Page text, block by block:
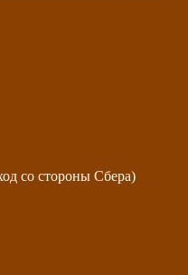
со стороны Сбера)